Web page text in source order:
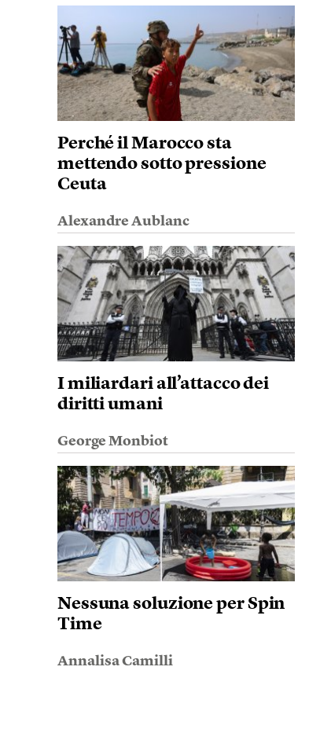
Perché il Marocco sta
mettendo sotto pressione
Ceuta
Alexandre Aublanc
I miliardari all’attacco dei
diritti umani
George Monbiot
Nessuna soluzione per Spin
Time
Annalisa Camilli